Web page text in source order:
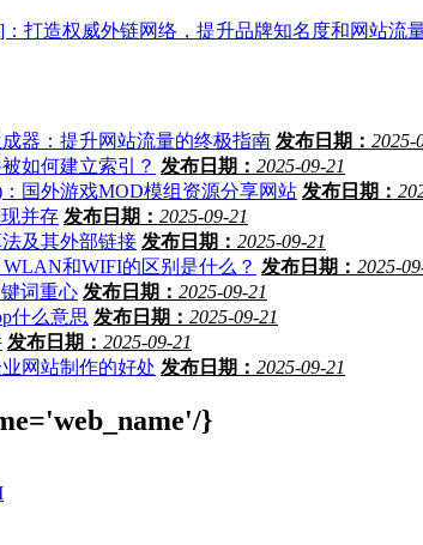
打造权威外链网络，提升品牌知名度和网站流
器：提升网站流量的终极指南 发布日期： 2025-
如何建立索引？ 发布日期： 2025-09-21
：国外游戏MOD模组资源分享网站 发布日期：
并存 发布日期： 2025-09-21
及其外部链接 发布日期： 2025-09-21
和WIFI的区别是什么？ 发布日期： 2025-
词重心 发布日期： 2025-09-21
什么意思 发布日期： 2025-09-21
发布日期： 2025-09-21
网站制作的好处 发布日期： 2025-09-21